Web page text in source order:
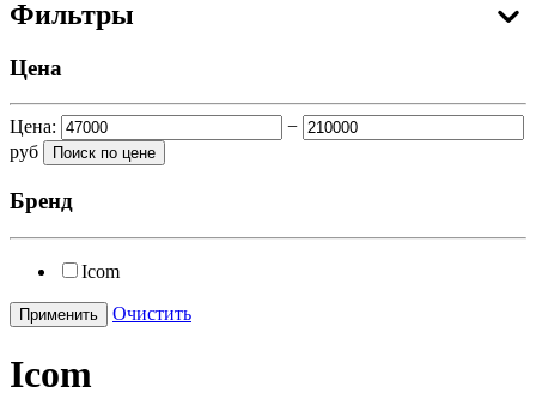
Фильтры
Цена
Цена:
−
руб
Бренд
Icom
Очистить
Icom